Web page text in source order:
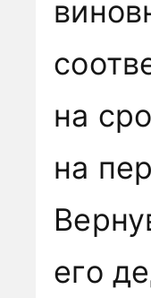
на
на
его